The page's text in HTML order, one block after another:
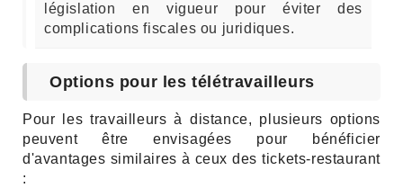
législation en vigueur pour éviter des
complications fiscales ou juridiques.
Options pour les télétravailleurs
Pour les travailleurs à distance, plusieurs options
peuvent être envisagées pour bénéficier
d'avantages similaires à ceux des tickets-restaurant
: